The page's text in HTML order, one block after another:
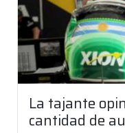
La tajante
cantidad de